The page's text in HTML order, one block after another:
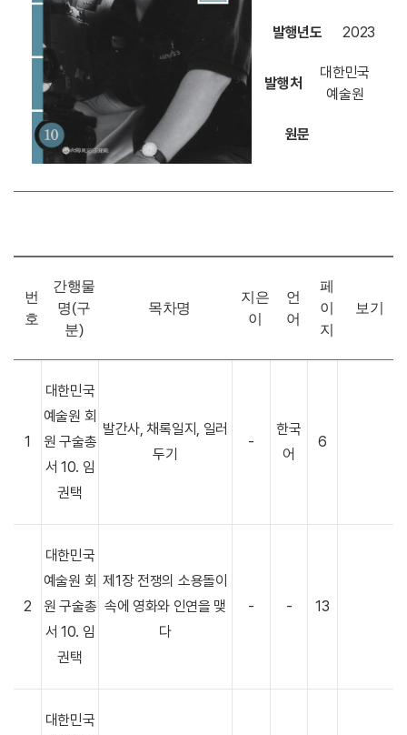
발행년도 2023
발행처
대한민국
예술원
원문
번
호
간행물
명(구
분)
목차명
지은
이
언
어
페
이
지
보기
1
대한민국
예술원 회
원 구술총
서 10. 임
권택
발간사, 채록일지, 일러
두기
-
한국
어
6
2
대한민국
예술원 회
원 구술총
서 10. 임
권택
제1장 전쟁의 소용돌이
속에 영화와 인연을 맺
다
- - 13
대한민국